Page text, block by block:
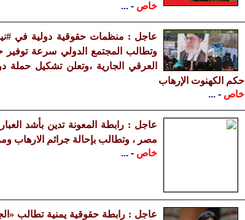
خاص - ...
عاجل : منظمات حقوقية دولية في
وتطالب المجتمع الدولي سرعة توفير
العرقي الجارية ،وتعلن تشكيل حملة
حكم الكهنوت الإرهاب
خاص - ...
عاجل : رابطة المعونة تدين بأشد
مصر ، وتطالب بإحالة جرائم الارهاب
خاص - ...
عاجل : رابطة حقوقية يمنية تطالب